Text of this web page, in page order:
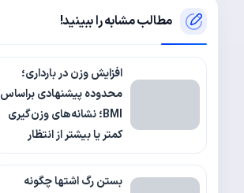
مطالب مشابه را ببینید!
افزایش وزن در بارداری؛
محدوده پیشنهادی براساس
BMI؛ نشانه‌های وزن‌گیری
کمتر یا بیشتر از انتظار
بستن رگ اشتها چگونه